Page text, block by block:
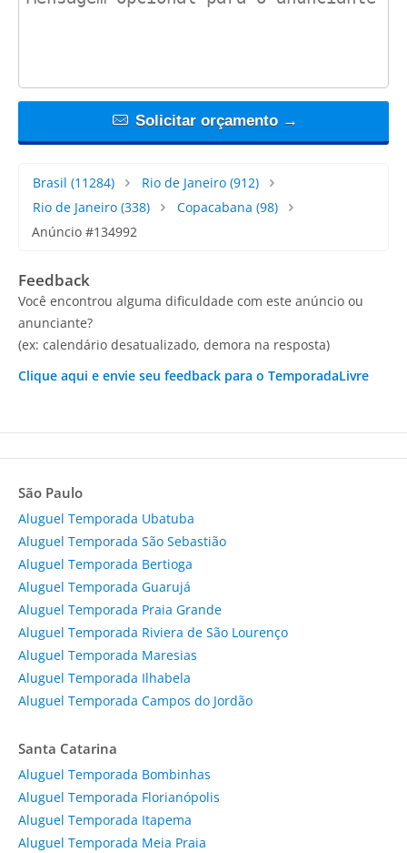
Solicitar orçamento →
Brasil (11284) Rio de Janeiro(912)
Rio de Janeiro (338) Copacabana (98)
Anúncio #134992
Feedback
Você encontrou alguma dificuldade com este anúncio ou
anunciante?
(ex: calendário desatualizado, demora na resposta)
Clique aqui e envie seu feedback para o TemporadaLivre
São Paulo
Aluguel Temporada Ubatuba
Aluguel Temporada São Sebastião
Aluguel Temporada Bertioga
Aluguel Temporada Guarujá
Aluguel Temporada Praia Grande
Aluguel Temporada Riviera de São Lourenço
Aluguel Temporada Maresias
Aluguel Temporada Ilhabela
Aluguel Temporada Campos do Jordão
Santa Catarina
Aluguel Temporada Bombinhas
Aluguel Temporada Florianópolis
Aluguel Temporada Itapema
Aluguel Temporada Meia Praia